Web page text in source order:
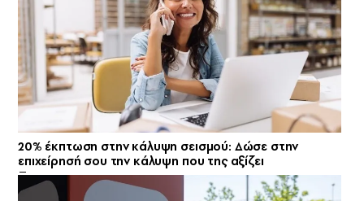
20% έκπτωση στην κάλυψη σεισμού: Δώσε στην
επιχείρησή σου την κάλυψη που της αξίζει